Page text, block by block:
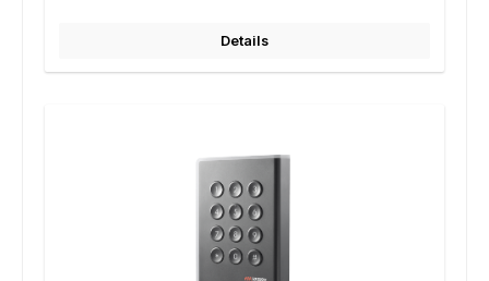
Details